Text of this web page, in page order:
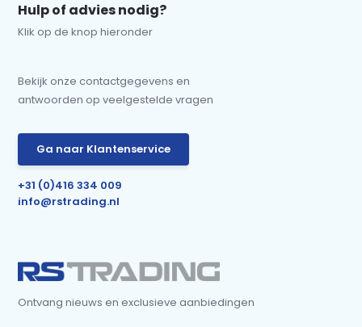
Hulp of advies nodig?
Klik op de knop hieronder
Bekijk onze contactgegevens en
antwoorden op veelgestelde vragen
Ga naar Klantenservice
+31 (0)416 334 009
info@rstrading.nl
Ontvang nieuws en exclusieve aanbiedingen